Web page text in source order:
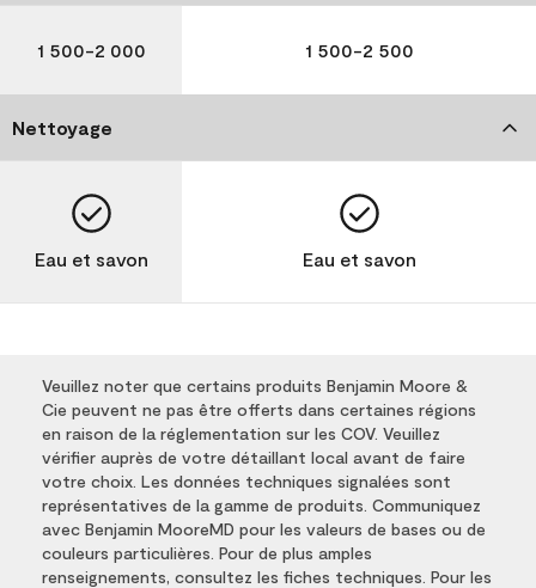
1 500-2 000 1 500-2 500
Nettoyage
Eau et savon Eau et savon
Veuillez noter que certains produits Benjamin Moore &
Cie peuvent ne pas être offerts dans certaines régions
en raison de la réglementation sur les COV. Veuillez
vérifier auprès de votre détaillant local avant de faire
votre choix. Les données techniques signalées sont
représentatives de la gamme de produits. Communiquez
avec Benjamin MooreMD pour les valeurs de bases ou de
couleurs particulières. Pour de plus amples
renseignements, consultez les fiches techniques. Pour les